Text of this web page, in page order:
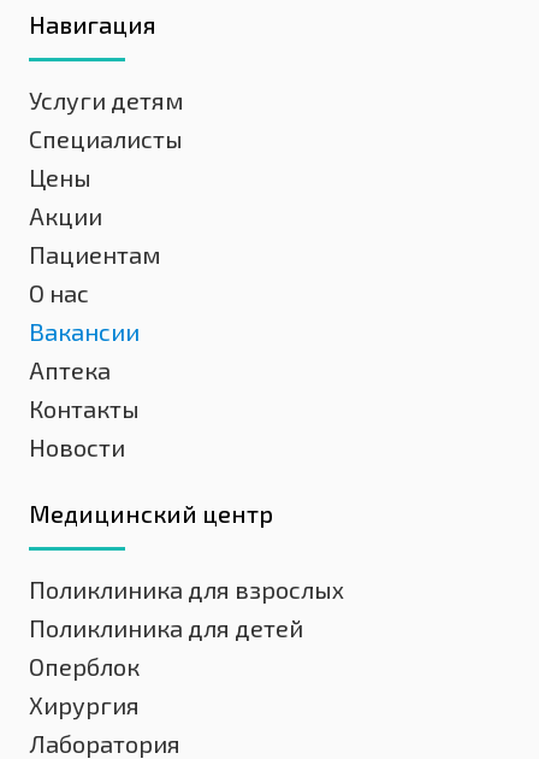
Навигация
Услуги детям
Специалисты
Цены
Акции
Пациентам
О нас
Вакансии
Аптека
Контакты
Новости
Медицинский центр
Поликлиника для взрослых
Поликлиника для детей
Оперблок
Хирургия
Лаборатория